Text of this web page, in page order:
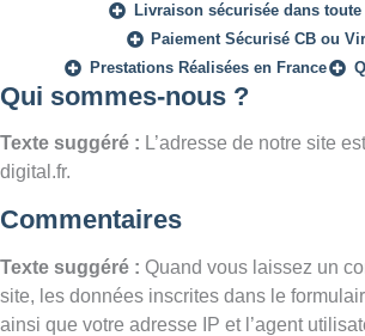
Livraison sécurisée dans
Paiement Sécurisé CB ou
Prestations Réalisées en France
Qui sommes-nous ?
Texte suggéré : L’adresse de notre site
digital.fr.
Commentaires
Texte suggéré : Quand vous laissez un
site, les données inscrites dans le
ainsi que votre adresse IP et l’agent